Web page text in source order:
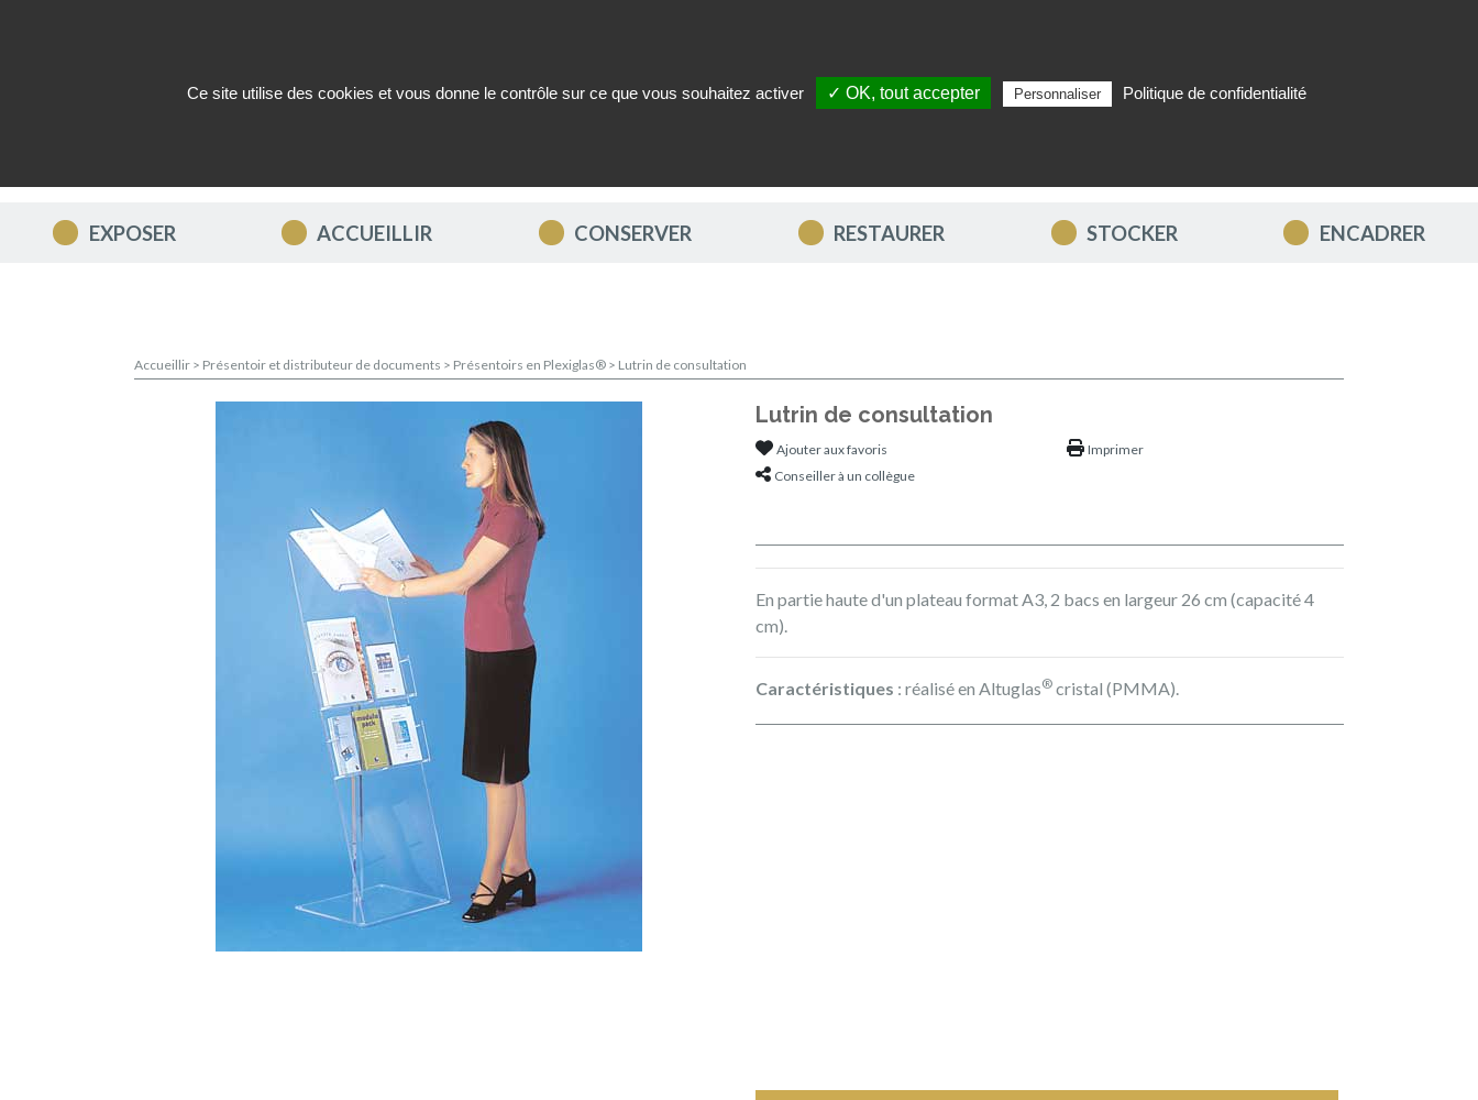
EXPOSER ACCUEILLIR CONSERVER RESTAURER STOCKER ENCADRER
Accueillir > Présentoir et distributeur de documents > Présentoirs en Plexiglas® > Lutrin de consultation
Lutrin de consultation
Ajouter aux favoris
Conseiller à un collègue
Imprimer
En partie haute d'un plateau format A3, 2 bacs en largeur 26 cm (capacité 4
cm).
Caractéristiques : réalisé en Altuglas® cristal (PMMA).
Ce site utilise des cookies et vous donne le contrôle sur ce que vous souhaitez activer ✓ OK, tout accepter Personnaliser Politique de confidentialité